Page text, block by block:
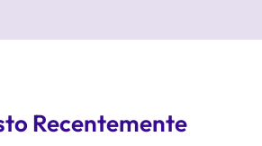
Recentemente